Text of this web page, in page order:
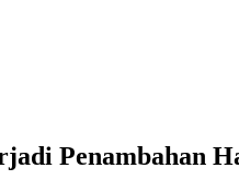
Penambahan